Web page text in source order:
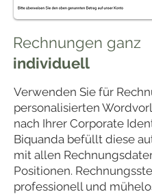
Rechnungen ganz
individuell
Verwenden Sie für
personalisierten
nach Ihrer Corporate
Biquanda befüllt diese
mit allen
Positionen.
professionell und